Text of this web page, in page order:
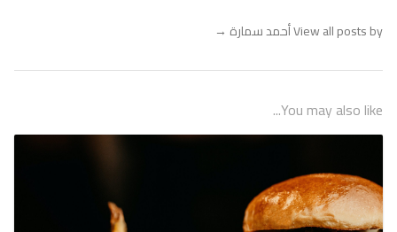
View all posts by أحمد سمارة →
You may also like...